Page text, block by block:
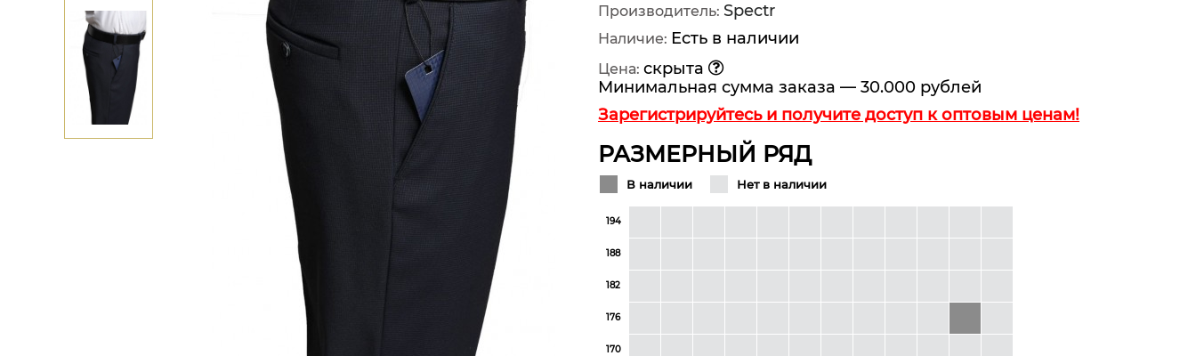
Производитель: Spectr
Наличие: Есть в наличии
Цена: скрыта
Минимальная сумма заказа — 30.000 рублей
Зарегистрируйтесь и получите доступ к оптовым ценам!
РАЗМЕРНЫЙ РЯД
В наличии Нет в наличии
194
188
182
176
170